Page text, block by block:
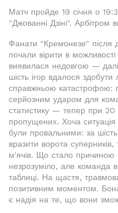
Матч пройде 19 січня о
"Джованні Дзіні". Арбітром
Фанати "Кремонезе" після
почали вірити в
виявилася недовгою —
шість ігор вдалося здобути
справжньою катастрофою:
серйозним ударом для
статистику — тепер при 20
пропущених. Хоча ситуація
були провальними: за
вразити ворота
м'ячів. Що стало причиною
незрозуміло, але команда
таблиці. На щастя,
позитивним моментом.
є надія на те, що вони